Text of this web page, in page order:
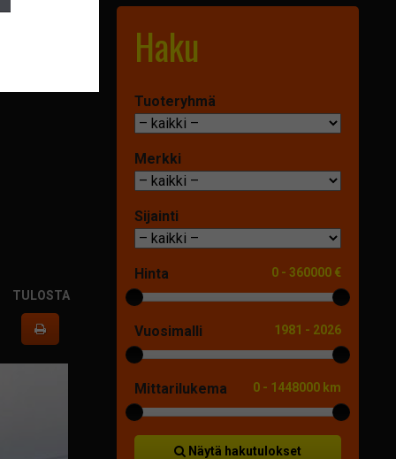
TULOSTA
Haku
Tuoteryhmä
Merkki
Sijainti
0 -360000 €
Hinta
1981 - 2026
Vuosimalli
0 - 1448000 km
Mittarilukema
Näytä hakutulokset